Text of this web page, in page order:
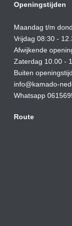
Openingstijden
Maandag t/m
Vrijdag 08:30 -
Afwijkende
Zaterdag 10.00 -
Buiten
info@kamado-
Whatsapp
Route